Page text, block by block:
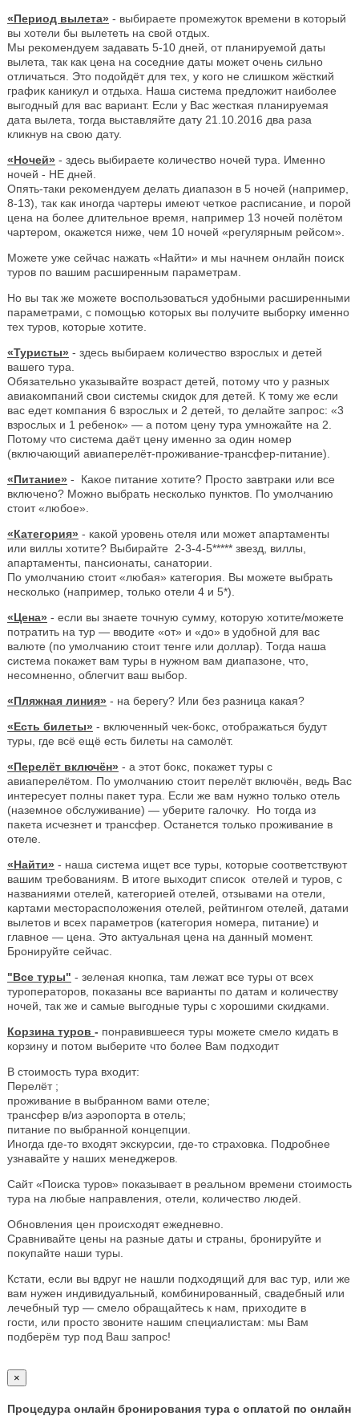
«Период вылета» - выбираете промежуток времени в который
вы хотели бы вылететь на свой отдых.
Мы рекомендуем задавать 5-10 дней, от планируемой даты
вылета, так как цена на соседние даты может очень сильно
отличаться. Это подойдёт для тех, у кого не слишком жёсткий
график каникул и отдыха. Наша система предложит наиболее
выгодный для вас вариант. Если у Вас жесткая планируемая
дата вылета, тогда выставляйте дату 21.10.2016 два раза
кликнув на свою дату.
«Ночей» - здесь выбираете количество ночей тура. Именно
ночей - НЕ дней.
Опять-таки рекомендуем делать диапазон в 5 ночей (например,
8-13), так как иногда чартеры имеют четкое расписание, и порой
цена на более длительное время, например 13 ночей полётом
чартером, окажется ниже, чем 10 ночей «регулярным рейсом».
Можете уже сейчас нажать «Найти» и мы начнем онлайн поиск
туров по вашим расширенным параметрам.
Но вы так же можете воспользоваться удобными расширенными
параметрами, с помощью которых вы получите выборку именно
тех туров, которые хотите.
«Туристы» - здесь выбираем количество взрослых и детей
вашего тура.
Обязательно указывайте возраст детей, потому что у разных
авиакомпаний свои системы скидок для детей. К тому же если
вас едет компания 6 взрослых и 2 детей, то делайте запрос: «3
взрослых и 1 ребенок» — а потом цену тура умножайте на 2.
Потому что система даёт цену именно за один номер
(включающий авиаперелёт-проживание-трансфер-питание).
«Питание» - Какое питание хотите? Просто завтраки или все
включено? Можно выбрать несколько пунктов. По умолчанию
стоит «любое».
«Категория» - какой уровень отеля или может апартаменты
или виллы хотите? Выбирайте 2-3-4-5***** звезд, виллы,
апартаменты, пансионаты, санатории.
По умолчанию стоит «любая» категория. Вы можете выбрать
несколько (например, только отели 4 и 5*).
«Цена» - если вы знаете точную сумму, которую хотите/можете
потратить на тур — вводите «от» и «до» в удобной для вас
валюте (по умолчанию стоит тенге или доллар). Тогда наша
система покажет вам туры в нужном вам диапазоне, что,
несомненно, облегчит ваш выбор.
«Пляжная линия» - на берегу? Или без разница какая?
«Есть билеты» - включенный чек-бокс, отображаться будут
туры, где всё ещё есть билеты на самолёт.
«Перелёт включён» - а этот бокс, покажет туры с
авиаперелётом. По умолчанию стоит перелёт включён, ведь Вас
интересует полны пакет тура. Если же вам нужно только отель
(наземное обслуживание) — уберите галочку. Но тогда из
пакета исчезнет и трансфер. Останется только проживание в
отеле.
«Найти» - наша система ищет все туры, которые соответствуют
вашим требованиям. В итоге выходит список отелей и туров, с
названиями отелей, категорией отелей, отзывами на отели,
картами месторасположения отелей, рейтингом отелей, датами
вылетов и всех параметров (категория номера, питание) и
главное — цена. Это актуальная цена на данный момент.
Бронируйте сейчас.
"Все туры" - зеленая кнопка, там лежат все туры от всех
туроператоров, показаны все варианты по датам и количеству
ночей, так же и самые выгодные туры с хорошими скидками.
Корзина туров - понравившееся туры можете смело кидать в
корзину и потом выберите что более Вам подходит
В стоимость тура входит:
Перелёт ;
проживание в выбранном вами отеле;
трансфер в/из аэропорта в отель;
питание по выбранной концепции.
Иногда где-то входят экскурсии, где-то страховка. Подробнее
узнавайте у наших менеджеров.
Сайт «Поиска туров» показывает в реальном времени стоимость
тура на любые направления, отели, количество людей.
Обновления цен происходят ежедневно.
Сравнивайте цены на разные даты и страны, бронируйте и
покупайте наши туры.
Кстати, если вы вдруг не нашли подходящий для вас тур, или же
вам нужен индивидуальный, комбинированный, свадебный или
лечебный тур — смело обращайтесь к нам, приходите в
гости, или просто звоните нашим специалистам: мы Вам
подберём тур под Ваш запрос!
×
Процедура онлайн бронирования тура с оплатой по онлайн